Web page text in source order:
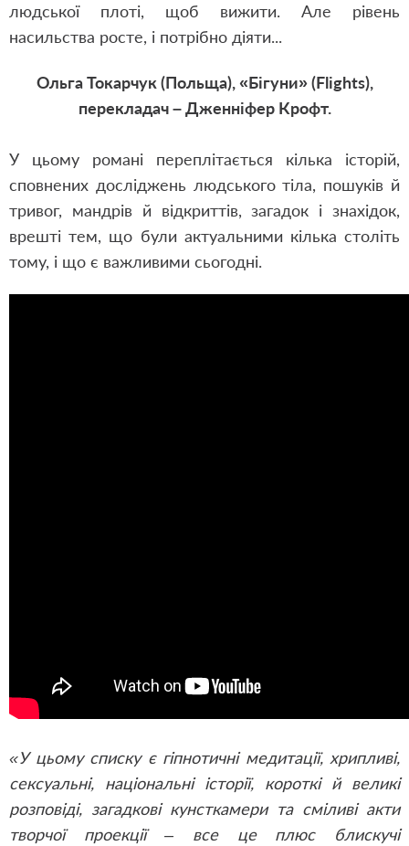
людської плоті, щоб вижити. Але рівень
насильства росте, і потрібно діяти...
Ольга Токарчук (Польща), «Бігуни» (Flights),
перекладач – Дженніфер Крофт.
У цьому романі переплітається кілька історій,
сповнених досліджень людського тіла, пошуків й
тривог, мандрів й відкриттів, загадок і знахідок,
врешті тем, що були актуальними кілька століть
тому, і що є важливими сьогодні.
«У цьому списку є гіпнотичні медитації, хрипливі,
сексуальні, національні історії, короткі й великі
розповіді, загадкові кунсткамери та сміливі акти
творчої проекції – все це плюс блискучі